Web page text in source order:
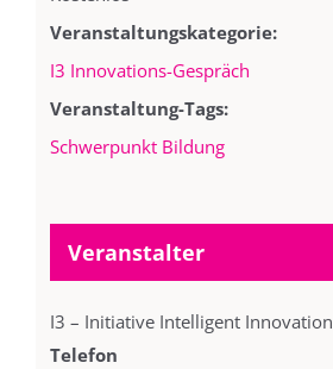
Veranstaltungskategorie:
I3 Innovations-Gespräch
Veranstaltung-Tags:
Schwerpunkt Bildung
Veranstalter
I3 – Initiative Intelligent Innovation
Telefon